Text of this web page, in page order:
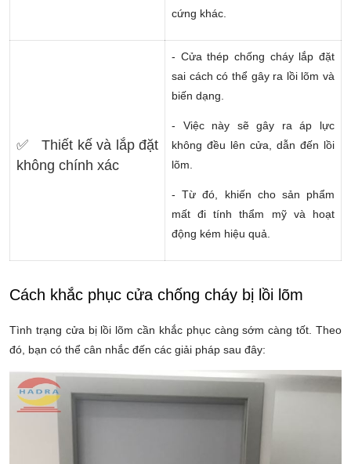
cứng khác.
✅ Thiết kế và lắp đặt
không chính xác
- Cửa thép chống cháy lắp đặt
sai cách có thể gây ra lồi lõm và
biến dạng.
- Việc này sẽ gây ra áp lực
không đều lên cửa, dẫn đến lồi
lõm.
- Từ đó, khiến cho sản phẩm
mất đi tính thẩm mỹ và hoạt
động kém hiệu quả.
Cách khắc phục cửa chống cháy bị lồi lõm
Tình trạng cửa bị lồi lõm cần khắc phục càng sớm càng tốt. Theo
đó, bạn có thể cân nhắc đến các giải pháp sau đây: